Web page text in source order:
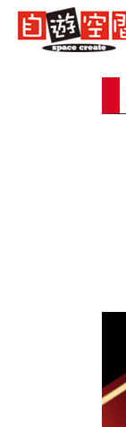
Skip
content